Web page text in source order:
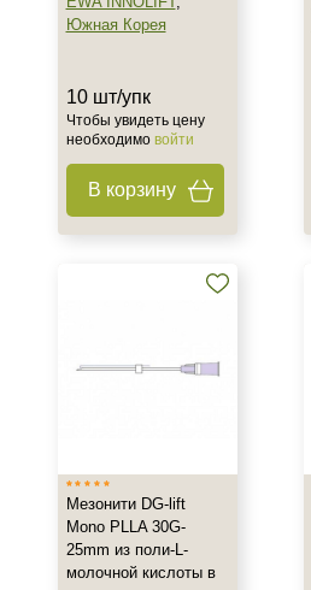
Укрепление
Морщины
Потеря эластичности
Птоз
Результат
10 шт
10 шт/упк
Ингредиенты
Южная Корея
10 шт/упк
Чтобы увидеть цену
необходимо войти
В корзину
Мезонити DG-lift
Mono PLLA 30G-
25mm из поли-L-
молочной кислоты в